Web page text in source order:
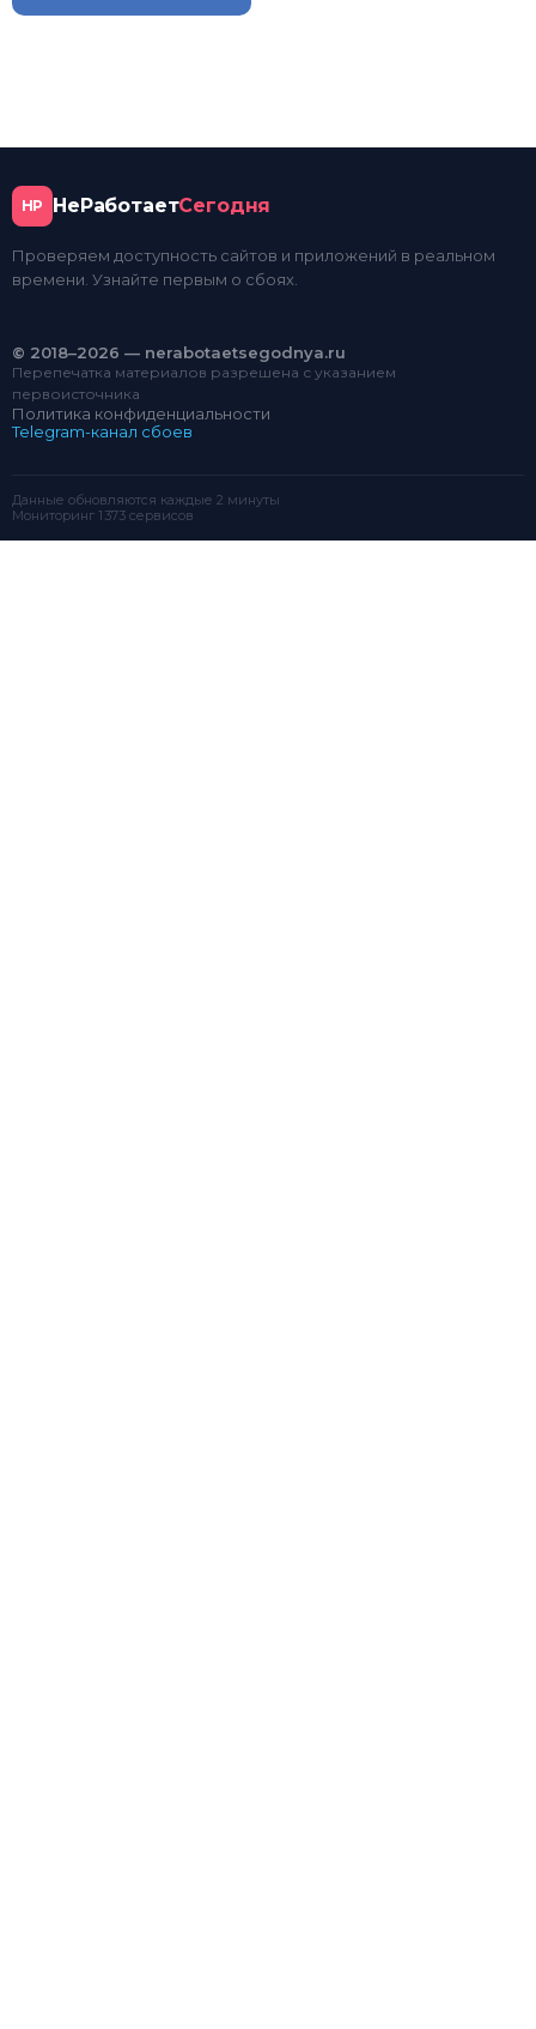
НР НеРаботаетСегодня
Проверяем доступность сайтов и приложений в реальном
времени. Узнайте первым о сбоях.
© 2018–2026 — nerabotaetsegodnya.ru
Перепечатка материалов разрешена с указанием
первоисточника
Политика конфиденциальности
Telegram-канал сбоев
Данные обновляются каждые 2 минуты
Мониторинг 1 373 сервисов